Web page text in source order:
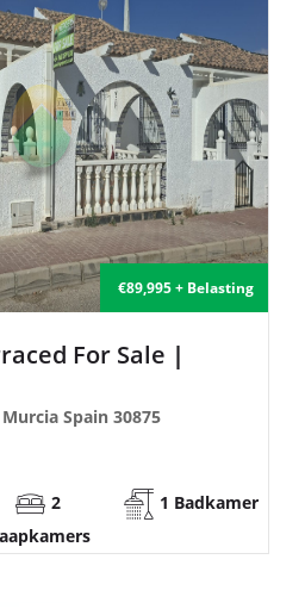
€135,000 +
Semi-Detached For
Murcia Spain 30875
2
Slaapkamers
1